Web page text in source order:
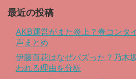
最近の投稿
AKB運営がまた炎上？春コンタ
声まとめ
伊藤百花はなぜバズった？乃木
われる理由を分析